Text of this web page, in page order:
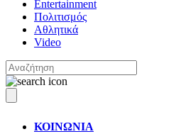
Entertainment
Πολιτισμός
Αθλητικά
Video
ΚΟΙΝΩΝΙΑ